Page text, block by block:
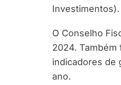
Investimentos).
O Conselho
2024.
indicadores de
ano.